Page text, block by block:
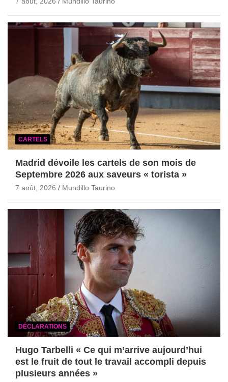
CARTELS
Madrid dévoile les cartels de son mois de
Septembre 2026 aux saveurs « torista »
7 août, 2026 Mundillo Taurino
DÉCLARATIONS
Hugo Tarbelli « Ce qui m’arrive aujourd’hui
est le fruit de tout le travail accompli depuis
plusieurs années »